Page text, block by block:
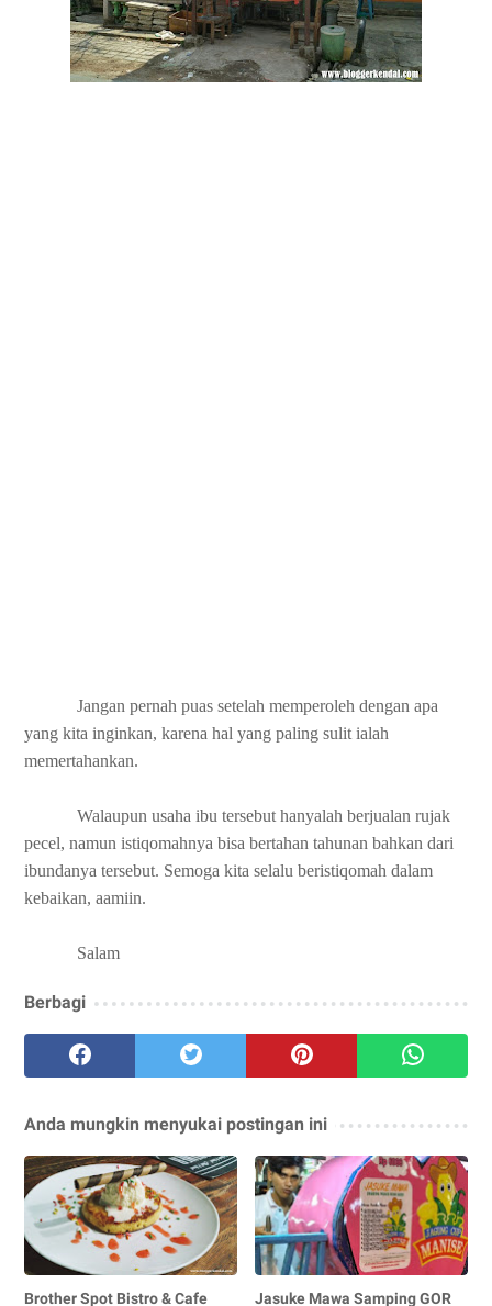
Jangan pernah puas setelah memperoleh dengan apa
yang kita inginkan, karena hal yang paling sulit ialah
memertahankan.
Walaupun usaha ibu tersebut hanyalah berjualan rujak
pecel, namun istiqomahnya bisa bertahan tahunan bahkan dari
ibundanya tersebut. Semoga kita selalu beristiqomah dalam
kebaikan, aamiin.
Salam
Berbagi
Anda mungkin menyukai postingan ini
Brother Spot Bistro & Cafe Jasuke Mawa Samping GOR